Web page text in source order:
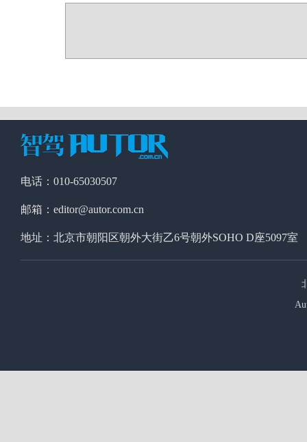
电话：010-65030507
邮箱：editor@autor.com.cn
地址：北京市朝阳区朝外大街乙6号朝外SOHO D座5097室